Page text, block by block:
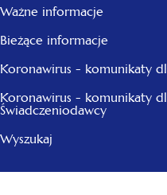
Ważne informacje
Bieżące informacje
Koronawirus - komunikaty
Koronawirus - komunikaty
Świadczeniodawcy
Wyszukaj